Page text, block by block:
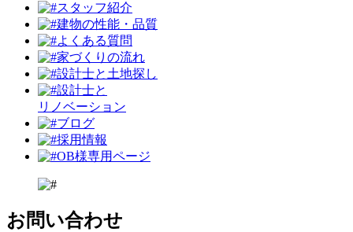
スタッフ紹介
建物の性能・品質
よくある質問
家づくりの流れ
設計⼠と⼟地探し
設計士と
リノベーション
ブログ
採用情報
OB様専用ページ
お問い合わせ